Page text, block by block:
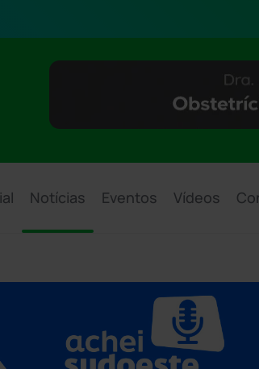
Notícias Eventos Vídeos